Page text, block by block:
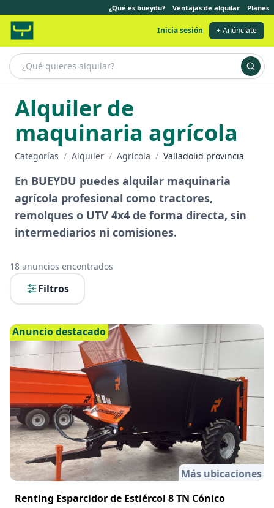
¿Qué es bueydu? Ventajas de alquilar Planes
Inicia sesión + Anúnciate
Alquiler de
maquinaria agrícola
Categorías / Alquiler / Agrícola / Valladolid provincia
En BUEYDU puedes alquilar maquinaria
agrícola profesional como tractores,
remolques o UTV 4x4 de forma directa, sin
intermediarios ni comisiones.
18 anuncios encontrados
Filtros
Anuncio destacado
Más ubicaciones
Renting Esparcidor de Estiércol 8 TN Cónico